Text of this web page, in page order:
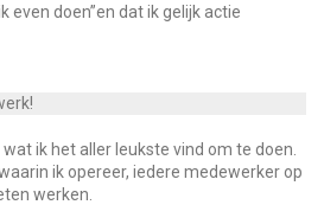
even doen”en dat ik gelijk actie
ik het aller leukste vind om te doen.
ik opereer, iedere medewerker op
werken.